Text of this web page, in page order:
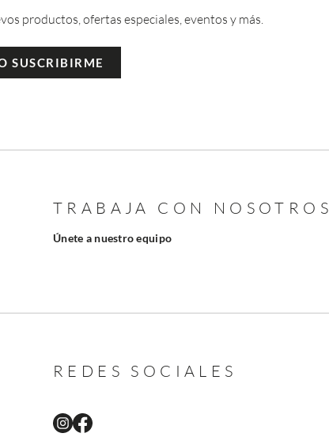
productos, ofertas especiales, eventos y más.
SUSCRIBIRME
TRABAJA CON NOSOTROS
Únete a nuestro equipo
REDES SOCIALES